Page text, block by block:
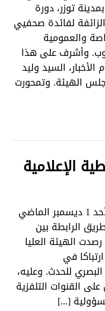
يومين، 6 و7 ديسمبر 2019، بمدينة توزر، دورة
لفائدة صحفيي
والعمومية
وأشرف على هذا
السيد وليد
الهيئة. وتمحورت
الإعلامية
على إثر الحادث الأليم الذي جد يوم الأحد 1 ديسمبر الماضي
الرابطة بين
الهيئة العليا
في
للحدث. وعليه،
القنوات التلفزية
[...]